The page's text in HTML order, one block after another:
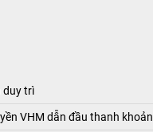
duy trì
VHM dẫn đầu thanh khoản